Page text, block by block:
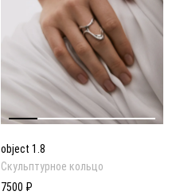
object 1.8
Скульптурное кольцо
7500 ₽